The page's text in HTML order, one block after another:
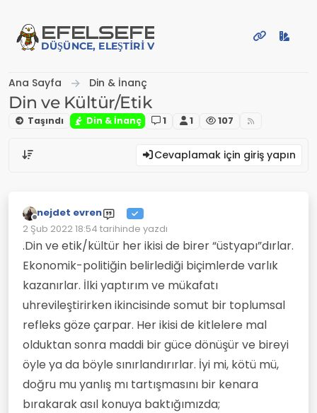
EFELSEFE
DÜŞÜNCE, ELEŞTIRI VE PAYLAŞIM PLATFORMU
Ana Sayfa Din & İnanç
Din ve Kültür/Etik
Taşındı Din & İnanç 1 1 107
Cevaplamak için giriş yapın
Çevrimdışı
nejdet evren
2 Şub 2022 18:54 tarihinde yazdı
Son düzenleyen:
.Din ve etik/kültür her ikisi de birer “üstyapı”dırlar.
Ekonomik-politiğin belirlediği biçimlerde varlık
kazanırlar. İlki yaptırım ve mükafatı
uhrevileştirirken ikincisinde somut bir toplumsal
refleks göze çarpar. Her ikisi de kitlelere mal
olduktan sonra maddi bir güce dönüşür ve bireyi
öyle ya da böyle sınırlandırırlar. İyi mi, kötü mü,
doğru mu yanlış mı tartışmasını bir kenara
bırakarak asıl konuya baktığımızda;